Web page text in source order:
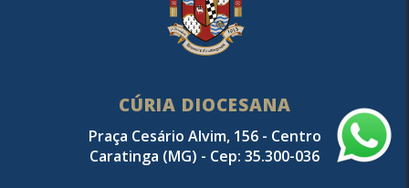
CÚRIA DIOCESANA
Praça Cesário Alvim, 156 - Centro
Caratinga (MG) - Cep: 35.300-036